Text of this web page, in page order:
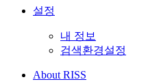
설정
내 정보
검색환경설정
About RISS